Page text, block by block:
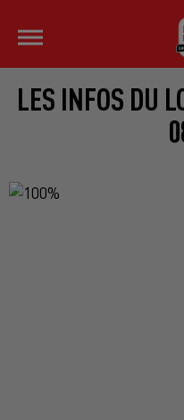
LES INFOS DU